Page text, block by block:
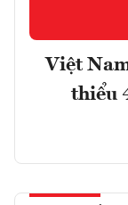
Việt
thiểu